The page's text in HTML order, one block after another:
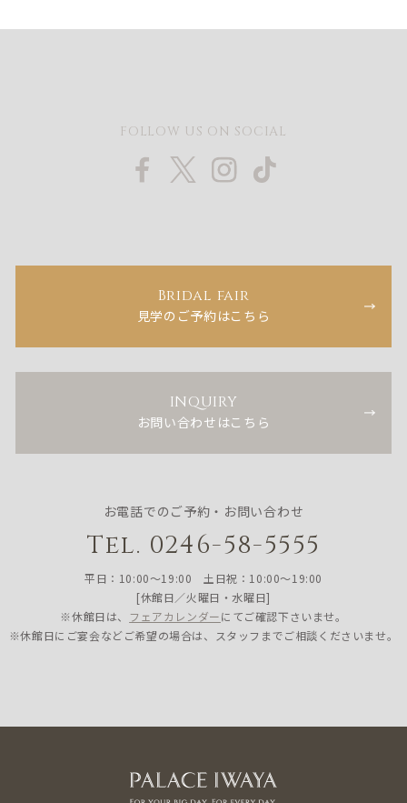
FOLLOW US ON SOCIAL
Bridal fair
見学のご予約はこちら
INQUIRY
お問い合わせはこちら
お電話でのご予約・お問い合わせ
Tel. 0246-58-5555
平日：10:00〜19:00 土日祝：10:00〜19:00
[休館日／火曜日・水曜日]
※休館日は、 フェアカレンダーにてご確認下さいませ。
※休館日にご宴会などご希望の場合は、スタッフまでご相談くださいませ。